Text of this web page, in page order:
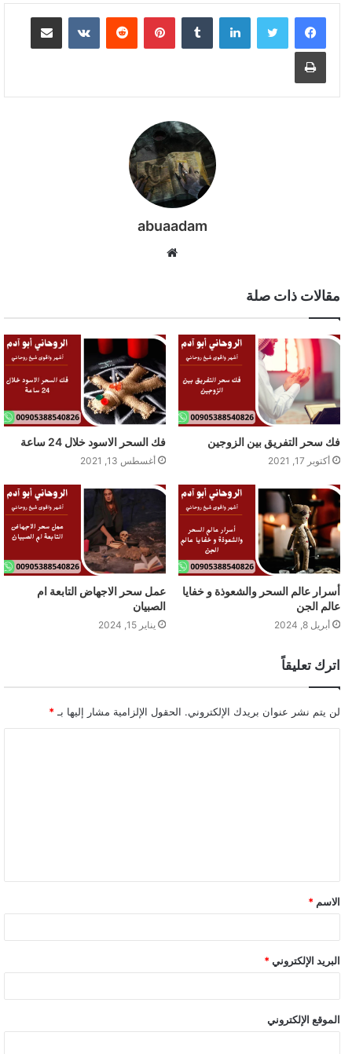
لينكدإن بينتيريست مشاركة عبر البريد
طباعة
abuaadam
مقالات ذات صلة
فك سحر التفريق بين الزوجين
أكتوبر 17, 2021
فك السحر الاسود خلال 24 ساعة
أغسطس 13, 2021
أسرار عالم السحر والشعوذة و خفايا
عالم الجن
أبريل 8, 2024
عمل سحر الاجهاض التابعة ام
الصبيان
يناير 15, 2024
اترك تعليقاً
لن يتم نشر عنوان بريدك الإلكتروني. الحقول الإلزامية مشار إليها بـ *
ق
*
الاسم *
البريد الإلكتروني *
الموقع الإلكتروني